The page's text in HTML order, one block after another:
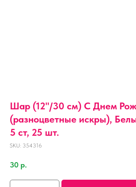
Шар (12''/30 см) С Днем
(разноцветные искры),
5 ст, 25 шт.
SKU: 354316
30 р.